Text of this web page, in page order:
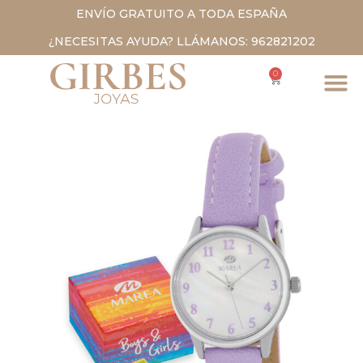
ENVÍO GRATUITO A TODA ESPAÑA
¿NECESITAS AYUDA? LLÁMANOS: 962821202
0